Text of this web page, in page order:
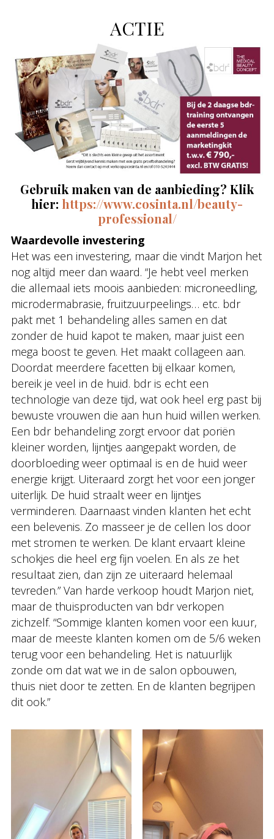
ACTIE
Gebruik maken van de aanbieding? Klik
hier: https://www.cosinta.nl/beauty-
professional/
Waardevolle investering
Het was een investering, maar die vindt Marjon het
nog altijd meer dan waard. “Je hebt veel merken
die allemaal iets moois aanbieden: microneedling,
microdermabrasie, fruitzuurpeelings… etc. bdr
pakt met 1 behandeling alles samen en dat
zonder de huid kapot te maken, maar juist een
mega boost te geven. Het maakt collageen aan.
Doordat meerdere facetten bij elkaar komen,
bereik je veel in de huid. bdr is echt een
technologie van deze tijd, wat ook heel erg past bij
bewuste vrouwen die aan hun huid willen werken.
Een bdr behandeling zorgt ervoor dat poriën
kleiner worden, lijntjes aangepakt worden, de
doorbloeding weer optimaal is en de huid weer
energie krijgt. Uiteraard zorgt het voor een jonger
uiterlijk. De huid straalt weer en lijntjes
verminderen. Daarnaast vinden klanten het echt
een belevenis. Zo masseer je de cellen los door
met stromen te werken. De klant ervaart kleine
schokjes die heel erg fijn voelen. En als ze het
resultaat zien, dan zijn ze uiteraard helemaal
tevreden.” Van harde verkoop houdt Marjon niet,
maar de thuisproducten van bdr verkopen
zichzelf. “Sommige klanten komen voor een kuur,
maar de meeste klanten komen om de 5/6 weken
terug voor een behandeling. Het is natuurlijk
zonde om dat wat we in de salon opbouwen,
thuis niet door te zetten. En de klanten begrijpen
dit ook.”